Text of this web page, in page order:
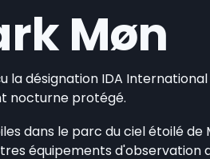
Møn
désignation IDA
nocturne protégé.
dans le parc du ciel étoilé de
équipements d'observation